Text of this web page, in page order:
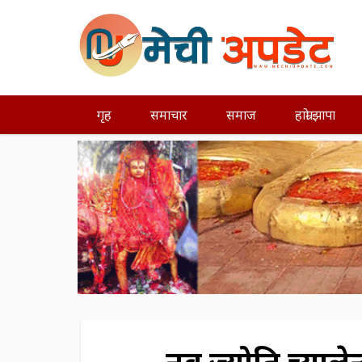
गृह समाचार समाज हाम्रो झापा